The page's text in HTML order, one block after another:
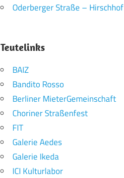
Oderberger Straße – Hirschhof
Teutelinks
BAIZ
Bandito Rosso
Berliner MieterGemeinschaft
Choriner Straßenfest
FIT
Galerie Aedes
Galerie Ikeda
ICI Kulturlabor